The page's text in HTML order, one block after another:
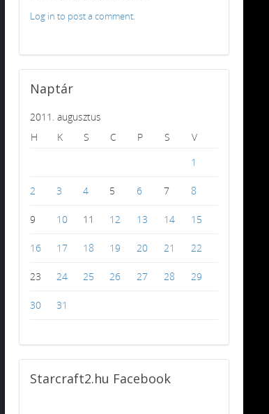
Log in to post a comment.
Naptár
2011. augusztus
H
K S C P S
V
1
2 3 4 5 6 7 8
9 10 11 12 13 14 15
16 17 18 19 20 21 22
23 24 25 26 27 28 29
30 31
Starcraft2.hu Facebook